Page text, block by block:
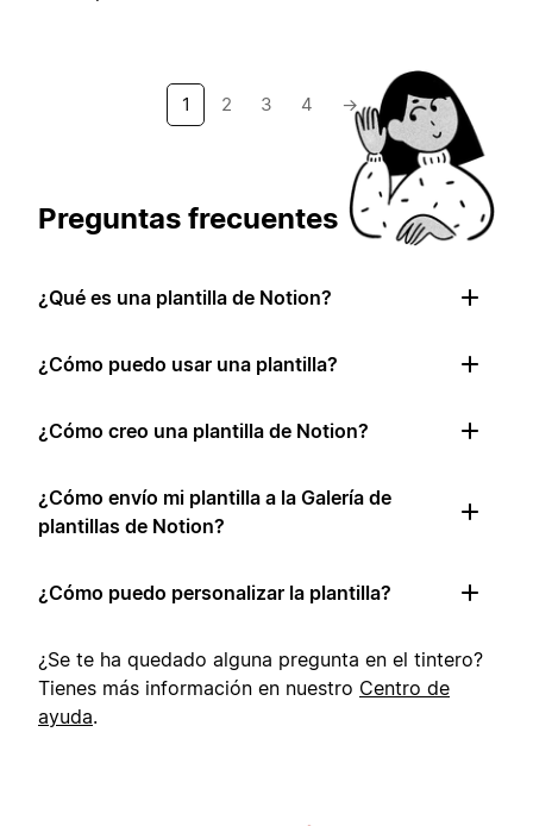
1 2 3 4 →
Preguntas frecuentes
¿Qué es una plantilla de Notion?
¿Cómo puedo usar una plantilla?
¿Cómo creo una plantilla de Notion?
¿Cómo envío mi plantilla a la Galería de
plantillas de Notion?
¿Cómo puedo personalizar la plantilla?
¿Se te ha quedado alguna pregunta en el tintero?
Tienes más información en nuestro Centro de
ayuda.